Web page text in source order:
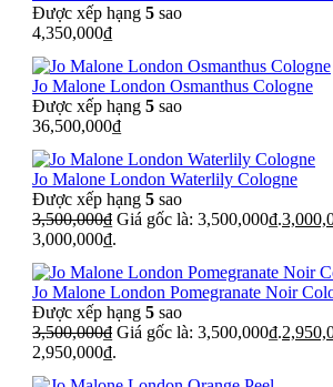
Được xếp hạng 5 sao
4,350,000₫
Jo Malone London Osmanthus Cologne
Được xếp hạng 5 sao
36,500,000₫
Jo Malone London Waterlily Cologne
Được xếp hạng 5 sao
3,500,000₫ Giá gốc là: 3,500,000₫.
3,000,000₫.
Jo Malone London Pomegranate Noir
Được xếp hạng 5 sao
3,500,000₫ Giá gốc là: 3,500,000₫.
2,950,000₫.